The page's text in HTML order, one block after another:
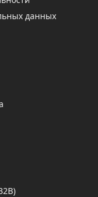
данных